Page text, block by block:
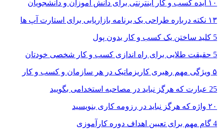
۱۰ ایده کسب و کار اینترنتی برای دانش آموزان و دانشجویان
۱۳ نکته درباره طراحی یک برنامه بازاریابی برای استارت آپ ها
5 کلید ساختن یک کسب و کار بدون پول
5 حقیقت طلایی برای راه اندازی کسب و کار شخصی خودتان
۵ ویژگی مهم رهبری کاریزماتیک در هر سازمان و کسب و کار
25 عبارت که هرگز نباید در مصاحبه استخدامی بگویید
۲۰ واژه که هرگز نباید در رزومه کاری بنویسید
4 گام مهم برای تعیین اهداف دوره کارآموزی